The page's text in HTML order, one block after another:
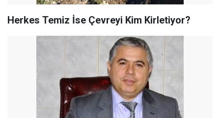
Herkes Temiz İse Çevreyi Kim Kirletiyor?